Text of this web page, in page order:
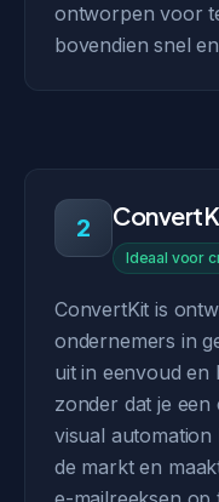
ontworpen voor
bovendien snel
2
Ideaal voor
ConvertKit is
ondernemers in
uit in eenvoud en
zonder dat je
visual automation
de markt en